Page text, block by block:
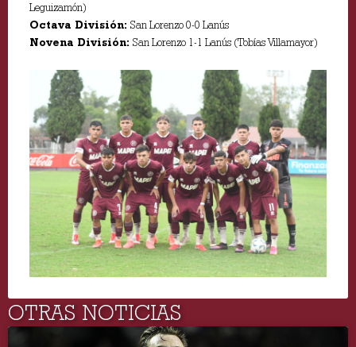
Leguizamón)
Octava División: San Lorenzo 0-0 Lanús
Novena División: San Lorenzo 1-1 Lanús (Tobías Villamayor)
OTRAS NOTICIAS